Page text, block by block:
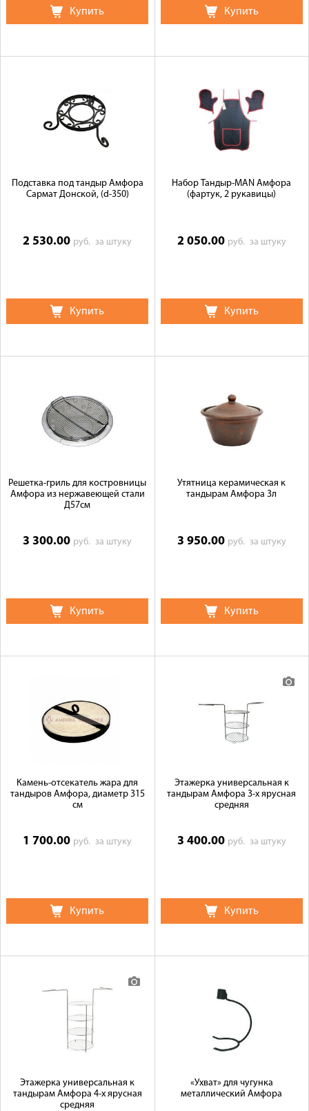
Купить Купить
Подставка под тандыр Амфора
Сармат Донской, (d-350)
2 530.00 руб.за штуку
Купить
Набор Тандыр-MAN Амфора
(фартук, 2 рукавицы)
2 050.00 руб. за штуку
Купить
Решетка-гриль для костровницы
Амфора из нержавеющей стали
Д57см
3 300.00 руб.за штуку
Купить
Утятница керамическая к
тандырам Амфора 3л
3 950.00 руб. за штуку
Купить
Камень-отсекатель жара для
тандыров Амфора, диаметр 315
см
1 700.00 руб.за штуку
Купить
Этажерка универсальная к
тандырам Амфора 3-х ярусная
средняя
3 400.00 руб. за штуку
Купить
Этажерка универсальная к
тандырам Амфора 4-х ярусная
средняя
«Ухват» для чугунка
металлический Амфора